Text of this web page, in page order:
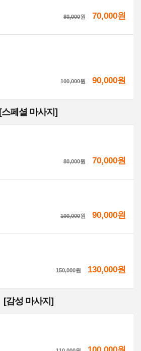
80,000원 70,000원
100,000원 90,000원
[스페셜 마사지]
80,000원 70,000원
100,000원 90,000원
150,000원 130,000원
[감성 마사지]